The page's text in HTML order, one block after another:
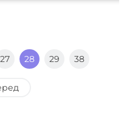
27 28 29 38